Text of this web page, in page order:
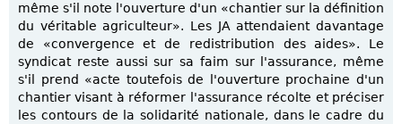
même s'il note l'ouverture d'un «chantier sur la définition
du véritable agriculteur». Les JA attendaient davantage
de «convergence et de redistribution des aides». Le
syndicat reste aussi sur sa faim sur l'assurance, même
s'il prend «acte toutefois de l'ouverture prochaine d'un
chantier visant à réformer l'assurance récolte et préciser
les contours de la solidarité nationale, dans le cadre du